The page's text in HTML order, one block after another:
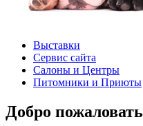
Выставки
Сервис сайта
Салоны и Центры
Питомники и Приюты
Добро пожаловать